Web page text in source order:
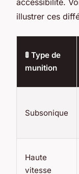
illustrer ces
🚦 Type de
munition
Subsonique
Haute
vitesse